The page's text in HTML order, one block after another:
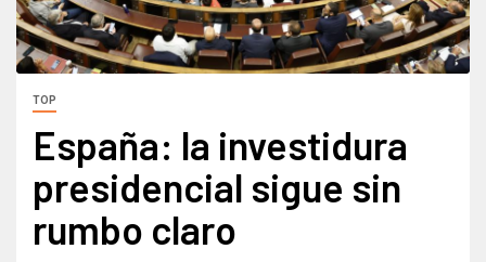
TOP
España: la investidura
presidencial sigue sin
rumbo claro